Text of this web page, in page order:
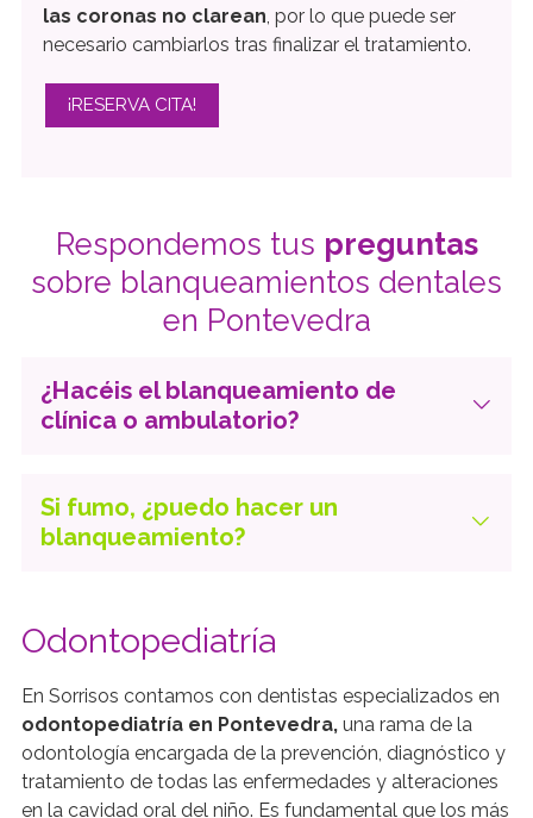
las coronas no clarean , por lo que puede ser
necesario cambiarlos tras finalizar el tratamiento.
¡RESERVA CITA!
Respondemos tus preguntas
sobre blanqueamientos dentales
en Pontevedra
¿Hacéis el blanqueamiento de
clínica o ambulatorio?
Si fumo, ¿puedo hacer un
blanqueamiento?
Odontopediatría
En Sorrisos contamos con dentistas especializados en
odontopediatría en Pontevedra, una rama de la
odontología encargada de la prevención, diagnóstico y
tratamiento de todas las enfermedades y alteraciones
en la cavidad oral del niño. Es fundamental que los más